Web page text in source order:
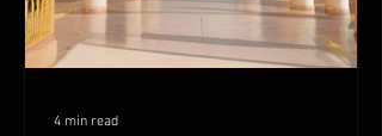
4 min read